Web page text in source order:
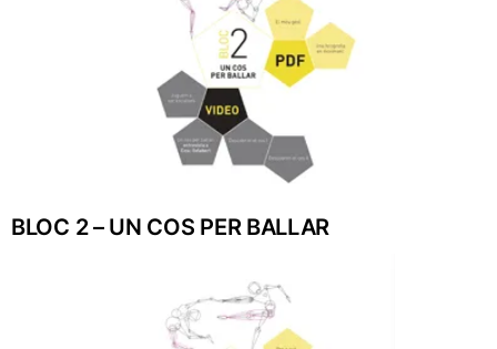
BLOC 2 – UN COS PER BALLAR